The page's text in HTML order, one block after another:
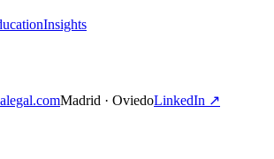
Insights
Madrid · OviedoLinkedIn ↗